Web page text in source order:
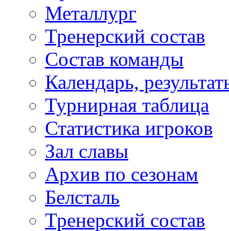
Металлург
Тренерский состав
Состав команды
Календарь,
Турнирная таблица
Статистика игроков
Зал славы
Архив по сезонам
Белсталь
Тренерский состав